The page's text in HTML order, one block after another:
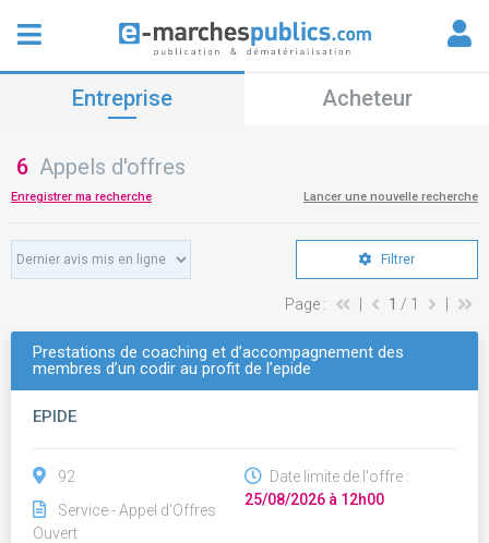
Entreprise Acheteur
6 Appels d'offres
Enregistrer ma recherche Lancer une nouvelle recherche
Filtrer
Page : 1 / 1
Prestations de coaching et d’accompagnement des
membres d’un codir au profit de l’epide
EPIDE
92
Service - Appel d'Offres
Ouvert
Date limite de l'offre :
25/08/2026 à 12h00